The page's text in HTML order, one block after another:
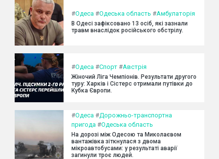
#Одеса #Одеська область #Амбулаторія
В Одесі зафіксовано 13 осіб, які зазнали
травм внаслідок російського обстрілу.
#Одеса #Спорт #Австрія
Жіночий Ліга Чемпіонів. Результати другого
туру: Харків і Сістерс отримали путівки до
Кубка Європи.
#Одеса #Дорожньо-транспортна
пригода #Одеська область
На дорозі між Одесою та Миколаєвом
вантажівка зіткнулася з двома
мікроавтобусами: у результаті аварії
загинули троє людей.